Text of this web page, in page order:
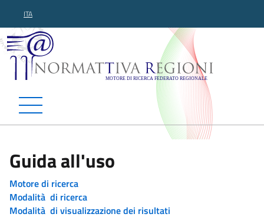
ITA
Normattiva Regioni -
Guida all'uso
Motore di ricerca
Modalità di ricerca
Modalità di visualizzazione dei risultati